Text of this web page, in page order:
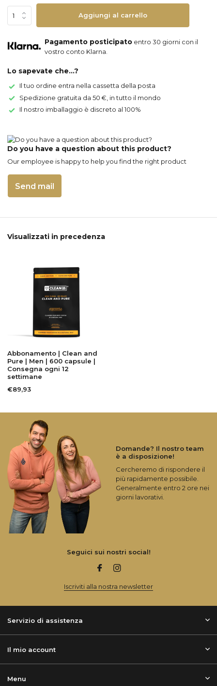
Aggiungi al carrello
Pagamento posticipato entro 30 giorni con il
vostro conto Klarna.
Lo sapevate che...?
Il tuo ordine entra nella cassetta della posta
Spedizione gratuita da 50 €, in tutto il mondo
Il nostro imballaggio è discreto al 100%
Do you have a question about this product?
Our employee is happy to help you find the right product
Send mail
Visualizzati in precedenza
Abbonamento | Clean and
Pure | Men | 600 capsule |
Consegna ogni 12
settimane
€89,93
Domande? Il nostro team
è a disposizione!
Cercheremo di rispondere il
più rapidamente possibile.
Generalmente entro 2 ore nei
giorni lavorativi.
Seguici sui nostri social!
Iscriviti alla nostra newsletter
Servizio di assistenza
Il mio account
Menu